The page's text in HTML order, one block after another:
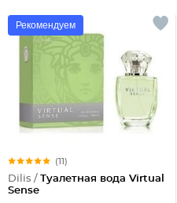
Рекомендуем
(11)
Dilis / Туалетная вода Virtual
Sense